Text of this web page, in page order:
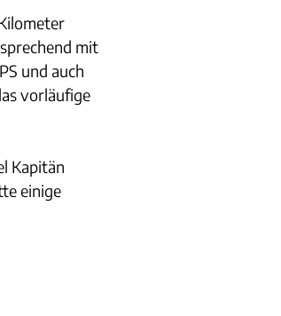
mit
und auch
vorläufige
Kapitän
einige